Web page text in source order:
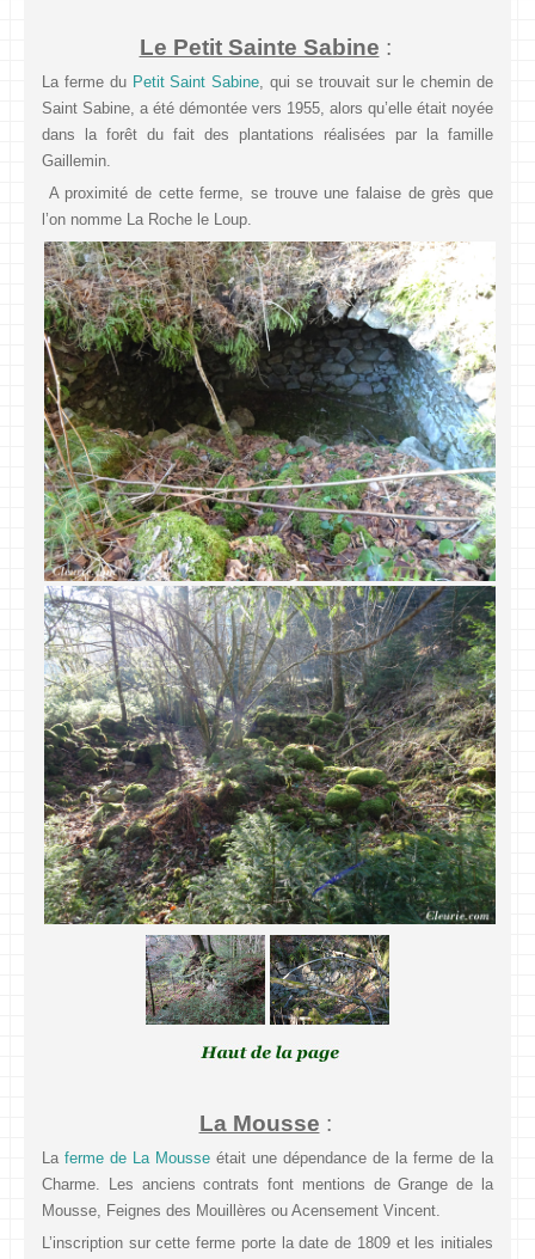
Le Petit Sainte Sabine :
La ferme du Petit Saint Sabine, qui se trouvait sur le chemin de
Saint Sabine, a été démontée vers 1955, alors qu’elle était noyée
dans la forêt du fait des plantations réalisées par la famille
Gaillemin.
A proximité de cette ferme, se trouve une falaise de grès que
l’on nomme La Roche le Loup.
La Mousse :
La ferme de La Mousse était une dépendance de la ferme de la
Charme. Les anciens contrats font mentions de Grange de la
Mousse, Feignes des Mouillères ou Acensement Vincent.
L’inscription sur cette ferme porte la date de 1809 et les initiales